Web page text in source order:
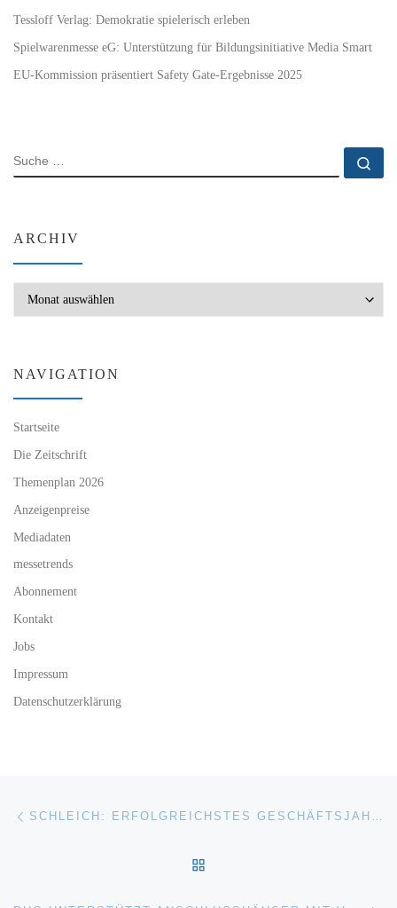
Tessloff Verlag: Demokratie spielerisch erleben
Spielwarenmesse eG: Unterstützung für Bildungsinitiative Media Smart
EU-Kommission präsentiert Safety Gate-Ergebnisse 2025
SUCHE
ARCHIV
NAVIGATION
Startseite
Die Zeitschrift
Themenplan 2026
Anzeigenpreise
Mediadaten
messetrends
Abonnement
Kontakt
Jobs
Impressum
Datenschutzerklärung
Beitragsnavigation SCHLEICH: ERFOLGREICHSTES GESCHÄFTSJAHR DER FIRMENGESCHICHTE / 2021 UMSATZPLUS VON MEHR ALS 20 %